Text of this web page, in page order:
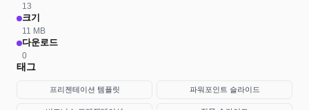
13
크기
11 MB
다운로드
0
태그
프리젠테이션 템플릿 파워포인트 슬라이드